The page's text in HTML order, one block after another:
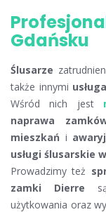
Gdańsku
Ślusarze
także innymi
Wśród nich jest
naprawa
mieszkań i
usługi ślusarskie
Prowadzimy też
zamki Dierre
użytkowania oraz